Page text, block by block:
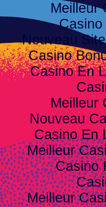
Meilleur
Casino
Nouveau
Casino
Casino En
Meilleur
Nouveau
Casino En
Meilleur
Casino
Meilleur